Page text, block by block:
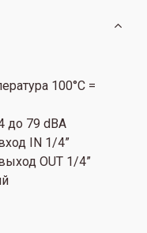
100°C =
до 79 dBA
IN 1/4”
OUT 1/4”